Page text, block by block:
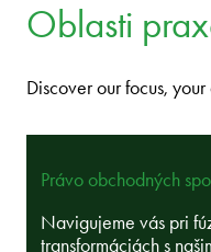
Oblasti
Discover our focus,
Právo obchodných
Navigujeme vás pri
transformáciách s